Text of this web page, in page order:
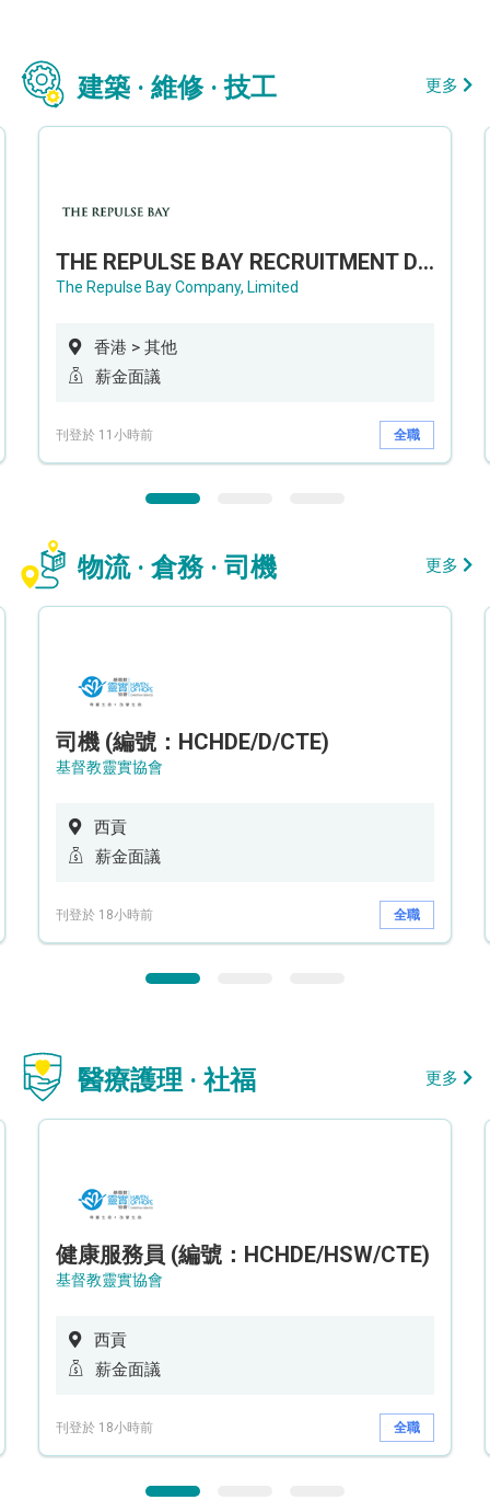
建築 · 維修 · 技工 更多
THE REPULSE BAY RECRUITMENT DAY 淺水灣影灣園人才招聘會
The Repulse Bay Company, Limited
香港 > 其他
薪金面議
刊登於 11小時前 全職
物流 · 倉務 · 司機 更多
司機 (編號：HCHDE/D/CTE)
基督教靈實協會
西貢
薪金面議
刊登於 18小時前 全職
醫療護理 · 社福 更多
健康服務員 (編號：HCHDE/HSW/CTE)
基督教靈實協會
西貢
薪金面議
刊登於 18小時前 全職